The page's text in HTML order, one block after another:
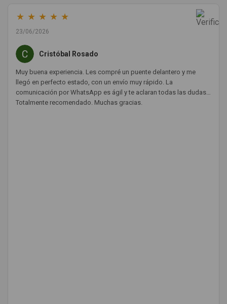
★ ★ ★ ★ ★
23/06/2026
Cristóbal Rosado
Muy buena experiencia. Les compré un puente delantero y me
llegó en perfecto estado, con un envío muy rápido. La
comunicación por WhatsApp es ágil y te aclaran todas las dudas.
Totalmente recomendado. Muchas gracias.